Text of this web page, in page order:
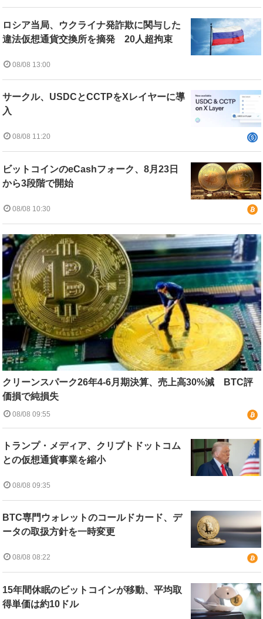
ロシア当局、ウクライナ発詐欺に関与した
違法仮想通貨交換所を摘発 20人超拘束
08/08 13:00
サークル、USDCとCCTPをXレイヤーに導
入
08/08 11:20
ビットコインのeCashフォーク、8月23日
から3段階で開始
08/08 10:30
クリーンスパーク26年4-6月期決算、売上高30%減 BTC評
価損で純損失
08/08 09:55
トランプ・メディア、クリプトドットコム
との仮想通貨事業を縮小
08/08 09:35
BTC専門ウォレットのコールドカード、デ
ータの取扱方針を一時変更
08/08 08:22
15年間休眠のビットコインが移動、平均取
得単価は約10ドル